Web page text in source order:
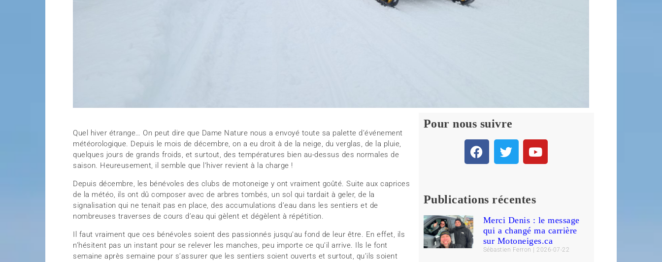
Quel hiver étrange… On peut dire que Dame Nature nous a envoyé toute sa palette d’événement
météorologique. Depuis le mois de décembre, on a eu droit à de la neige, du verglas, de la pluie,
quelques jours de grands froids, et surtout, des températures bien au-dessus des normales de
saison. Heureusement, il semble que l’hiver revient à la charge !
Depuis décembre, les bénévoles des clubs de motoneige y ont vraiment goûté. Suite aux caprices
de la météo, ils ont dû composer avec de arbres tombés, un sol qui tardait à geler, de la
signalisation qui ne tenait pas en place, des accumulations d’eau dans les sentiers et de
nombreuses traverses de cours d’eau qui gèlent et dégèlent à répétition.
Il faut vraiment que ces bénévoles soient des passionnés jusqu’au fond de leur être. En effet, ils
n’hésitent pas un instant pour se relever les manches, peu importe ce qu’il arrive. Ils le font
semaine après semaine pour s’assurer que les sentiers soient ouverts et surtout, qu’ils soient
Pour nous suivre
Publications récentes
Merci Denis : le message
qui a changé ma carrière
sur Motoneiges.ca
Sébastien Ferron 2026-07-22